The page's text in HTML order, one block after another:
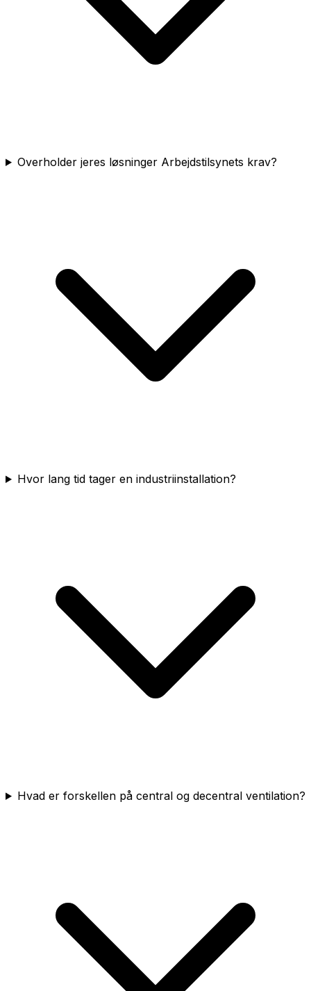
Overholder jeres løsninger Arbejdstilsynets krav?
Hvor lang tid tager en industriinstallation?
Hvad er forskellen på central og decentral ventilation?